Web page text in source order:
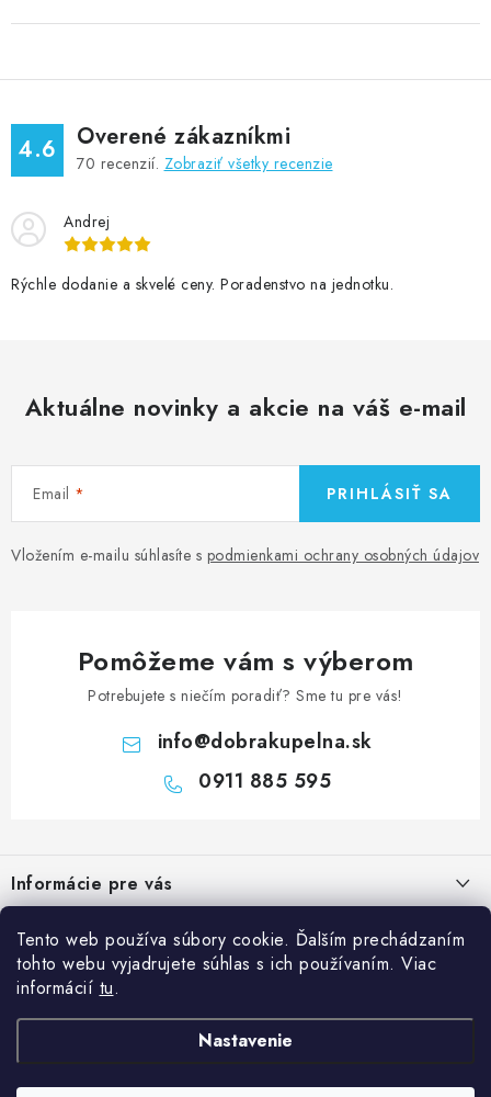
Tento web používa súbory cookie. Ďalším prechádzaním
tohto webu vyjadrujete súhlas s ich používaním. Viac
informácií tu.
Nastavenie
4.6 Overené zákazníkmi
70 recenzií. Zobraziť všetky recenzie
Andrej
Rýchle dodanie a skvelé ceny. Poradenstvo na jednotku.
Aktuálne novinky a akcie na váš e-mail
Email
Vložením e-mailu súhlasíte s podmienkami ochrany osobných údajov
PRIHLÁSIŤ SA
Pomôžeme vám s výberom
Potrebujete s niečím poradiť? Sme tu pre vás!
info@dobrakupelna.sk
0911 885 595
p
ä
Informácie pre vás
Obchodné podmienky
Ochrana osobných údajov GDPR
Kategórie
Sprchové dvere
Sprchové kúty a vaničky
Vane
Blog
Kedy rekonštruovať kúpeľňu a prečo je výmena sprchového kúta
dobrý investičný krok?